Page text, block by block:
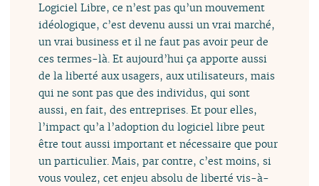
Logiciel Libre, ce n’est pas qu’un mouvement
idéologique, c’est devenu aussi un vrai marché,
un vrai business et il ne faut pas avoir peur de
ces termes-là. Et aujourd’hui ça apporte aussi
de la liberté aux usagers, aux utilisateurs, mais
qui ne sont pas que des individus, qui sont
aussi, en fait, des entreprises. Et pour elles,
l’impact qu’a l’adoption du logiciel libre peut
être tout aussi important et nécessaire que pour
un particulier. Mais, par contre, c’est moins, si
vous voulez, cet enjeu absolu de liberté vis-à-